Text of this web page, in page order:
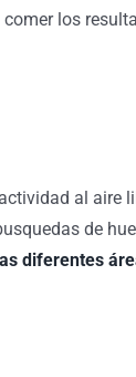
los
al aire
de
diferentes